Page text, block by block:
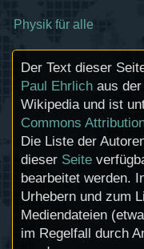
Physik für alle
Der Text dieser
Paul Ehrlich aus
Wikipedia und ist
Commons
Die Liste der
dieser Seite
bearbeitet werden.
Urhebern und zum
Mediendateien
im Regelfall durch